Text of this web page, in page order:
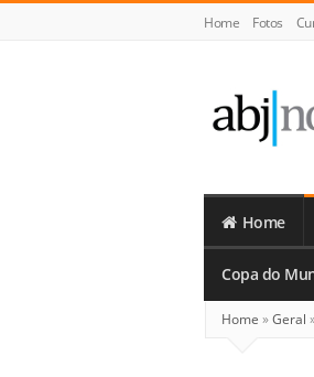
Home Fotos
Notícias
Home
Copa do
Home »Geral